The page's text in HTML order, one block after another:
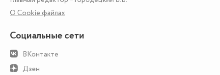
О Сookie файлах
Социальные сети
ВКонтакте
Дзен